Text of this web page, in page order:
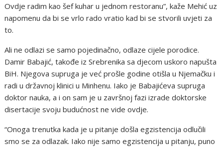
Ovdje radim kao šef kuhar u jednom restoranu”, kaže Mehić uz
napomenu da bi se vrlo rado vratio kad bi se stvorili uvjeti za
to.
Ali ne odlazi se samo pojedinačno, odlaze cijele porodice.
Damir Babajić, takođe iz Srebrenika sa djecom uskoro napušta
BiH. Njegova supruga je već prošle godine otišla u Njemačku i
radi u državnoj klinici u Minhenu. Iako je Babajićeva supruga
doktor nauka, a i on sam je u završnoj fazi izrade doktorske
disertacije svoju budućnost ne vide ovdje.
“Onoga trenutka kada je u pitanje došla egzistencija odlučili
smo se za odlazak. Iako nije samo egzistencija u pitanju, puno